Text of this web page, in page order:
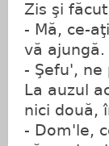
Zis şi
- Mă, ce-
vă ajungă.
- Şefu',
La auzul
nici două,
- Dom'le,